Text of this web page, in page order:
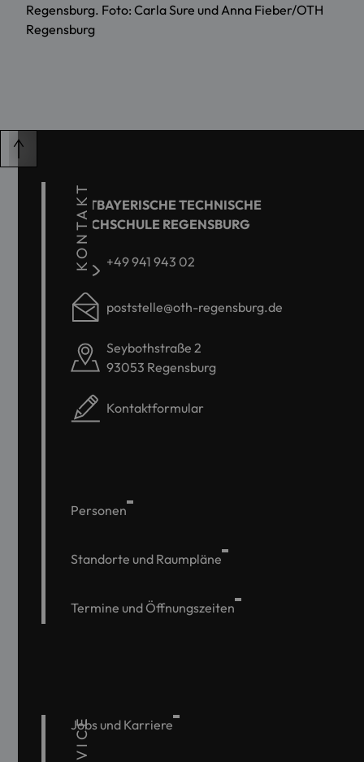
Regensburg. Foto: Carla Sure und Anna Fieber/OTH
Regensburg
KONTAKT
OSTBAYERISCHE TECHNISCHE
HOCHSCHULE REGENSBURG
+49 941 943 02
poststelle@oth-regensburg.de
Seybothstraße 2
93053 Regensburg
Kontaktformular
Personen
Standorte und Raumpläne
Termine und Öffnungszeiten
Jobs und Karriere